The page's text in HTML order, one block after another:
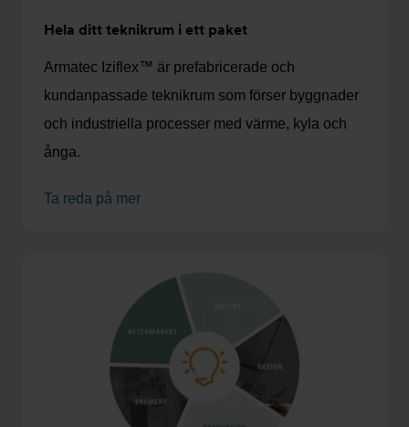
Hela ditt teknikrum i ett paket
Armatec Iziflex™ är prefabricerade och
kundanpassade teknikrum som förser byggnader
och industriella processer med värme, kyla och
ånga.
Ta reda på mer